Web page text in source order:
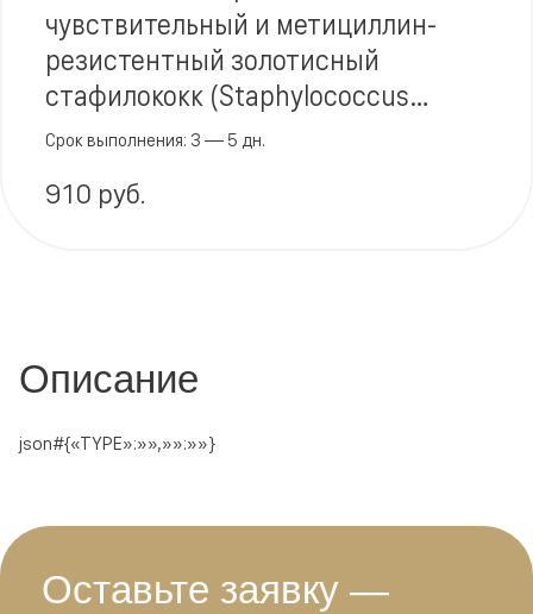
чувствительный и метициллин-
резистентный золотисный
стафилококк (Staphylococcus
aureus), метициллин-
коагулазонегативные
910 руб.
Срок выполнения: 3 — 5 дн.
Описание
json#{«TYPE»:»»,»»:»»}
Оставьте заявку —